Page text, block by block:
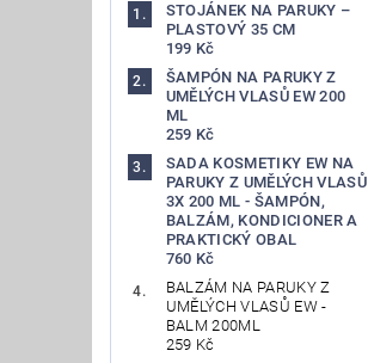
STOJÁNEK NA PARUKY –
PLASTOVÝ 35 CM
199 Kč
ŠAMPÓN NA PARUKY Z
UMĚLÝCH VLASŮ EW 200
ML
259 Kč
SADA KOSMETIKY EW NA
PARUKY Z UMĚLÝCH VLASŮ
3X 200 ML - ŠAMPÓN,
BALZÁM, KONDICIONER A
PRAKTICKÝ OBAL
760 Kč
BALZÁM NA PARUKY Z
UMĚLÝCH VLASŮ EW -
BALM 200ML
259 Kč